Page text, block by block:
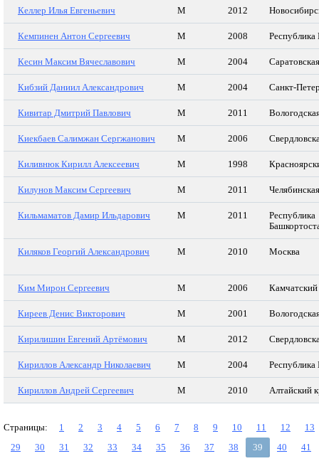
Келлер Илья Евгеньевич М 2012
Кемпинен Антон Сергеевич М 2008 Республика
Кесин Максим Вячеславович М 2004
Кибзий Даниил Александрович М 2004 Санкт-
Кивитар Дмитрий Павлович М 2011
Киекбаев Салимжан Сергжанович М 2006
Киливнюк Кирилл Алексеевич М 1998
Килунов Максим Сергеевич М 2011
Кильмаматов Дамир Ильдарович М 2011
Республика
Киляков Георгий Александрович М 2010 Москва
Ким Мирон Сергеевич М 2006 Камчатский
Киреев Денис Викторович М 2001
Кирилишин Евгений Артёмович М 2012
Кириллов Александр Николаевич М 2004 Республика
Кириллов Андрей Сергеевич М 2010 Алтайский
Страницы: 1 2 3 4 5 6 7 8 9 10 11 12
13
29
30 31 32 33 34 35 36 37 38 39 40
41